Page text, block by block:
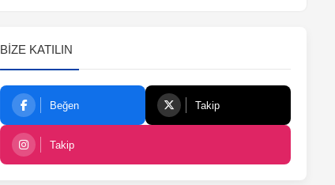
BIZE KATILIN
Beğen Takip
Takip